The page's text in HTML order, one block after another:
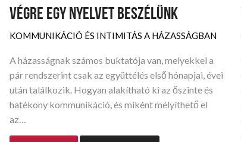
VÉGRE EGY NYELVET BESZÉLÜNK
KOMMUNIKÁCIÓ ÉS INTIMITÁS A HÁZASSÁGBAN
A házasságnak számos buktatója van, melyekkel a
pár rendszerint csak az együttélés első hónapjai, évei
után találkozik. Hogyan alakítható ki az őszinte és
hatékony kommunikáció, és miként mélyíthető el
az…